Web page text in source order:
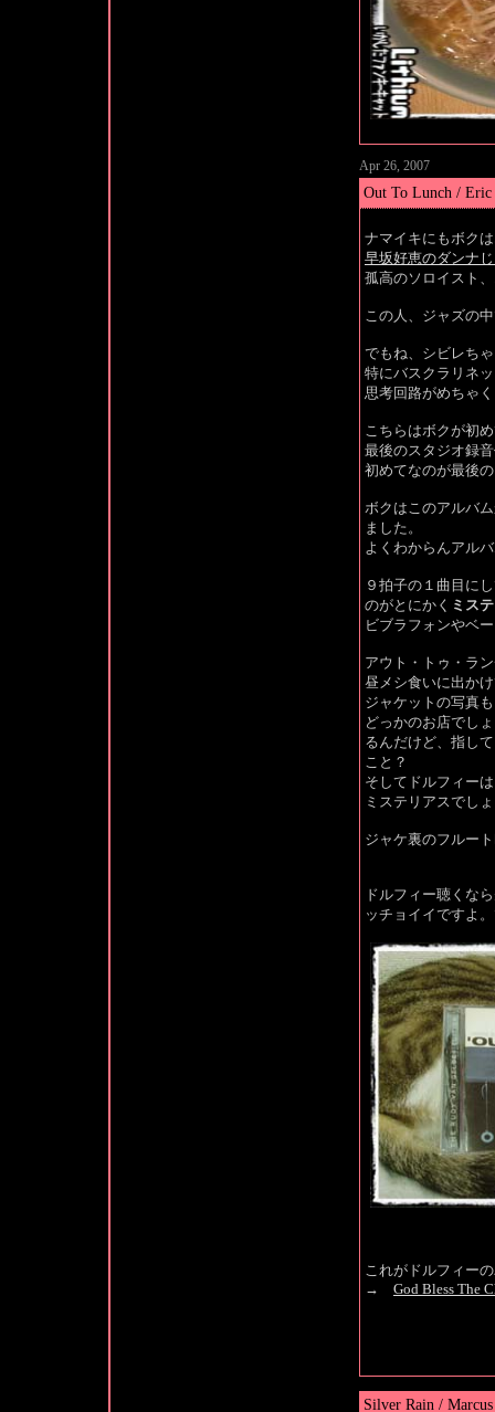
Apr 26, 2007
Out To Lunch /
ナマイキにもボクは
早坂好恵のダンナ
孤高のソロイスト
この人、ジャズの
でもね、シビレち
特にバスクラリネ
思考回路がめちゃ
こちらはボクが初
最後のスタジオ録
初めてなのが最後
ボクはこのアルバ
ました。
よくわからんアル
９拍子の１曲目に
のがとにかく ミス
ビブラフォンやベ
アウト・トゥ・ラ
昼メシ食いに出か
ジャケットの写真
どっかのお店でし
るんだけど、指し
こと？
そしてドルフィー
ミステリアスでし
ジャケ裏のフルー
ドルフィー聴くな
ッチョイイですよ
これがドルフィー
→ God Bless The
Silver Rain /